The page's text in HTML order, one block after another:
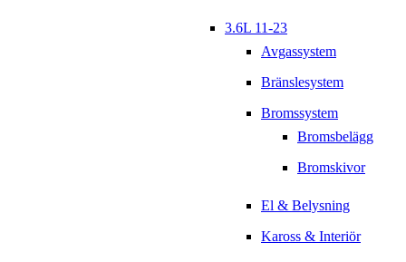
3.6L 11-23
Avgassystem
Bränslesystem
Bromssystem
Bromsbelägg
Bromskivor
El & Belysning
Kaross & Interiör